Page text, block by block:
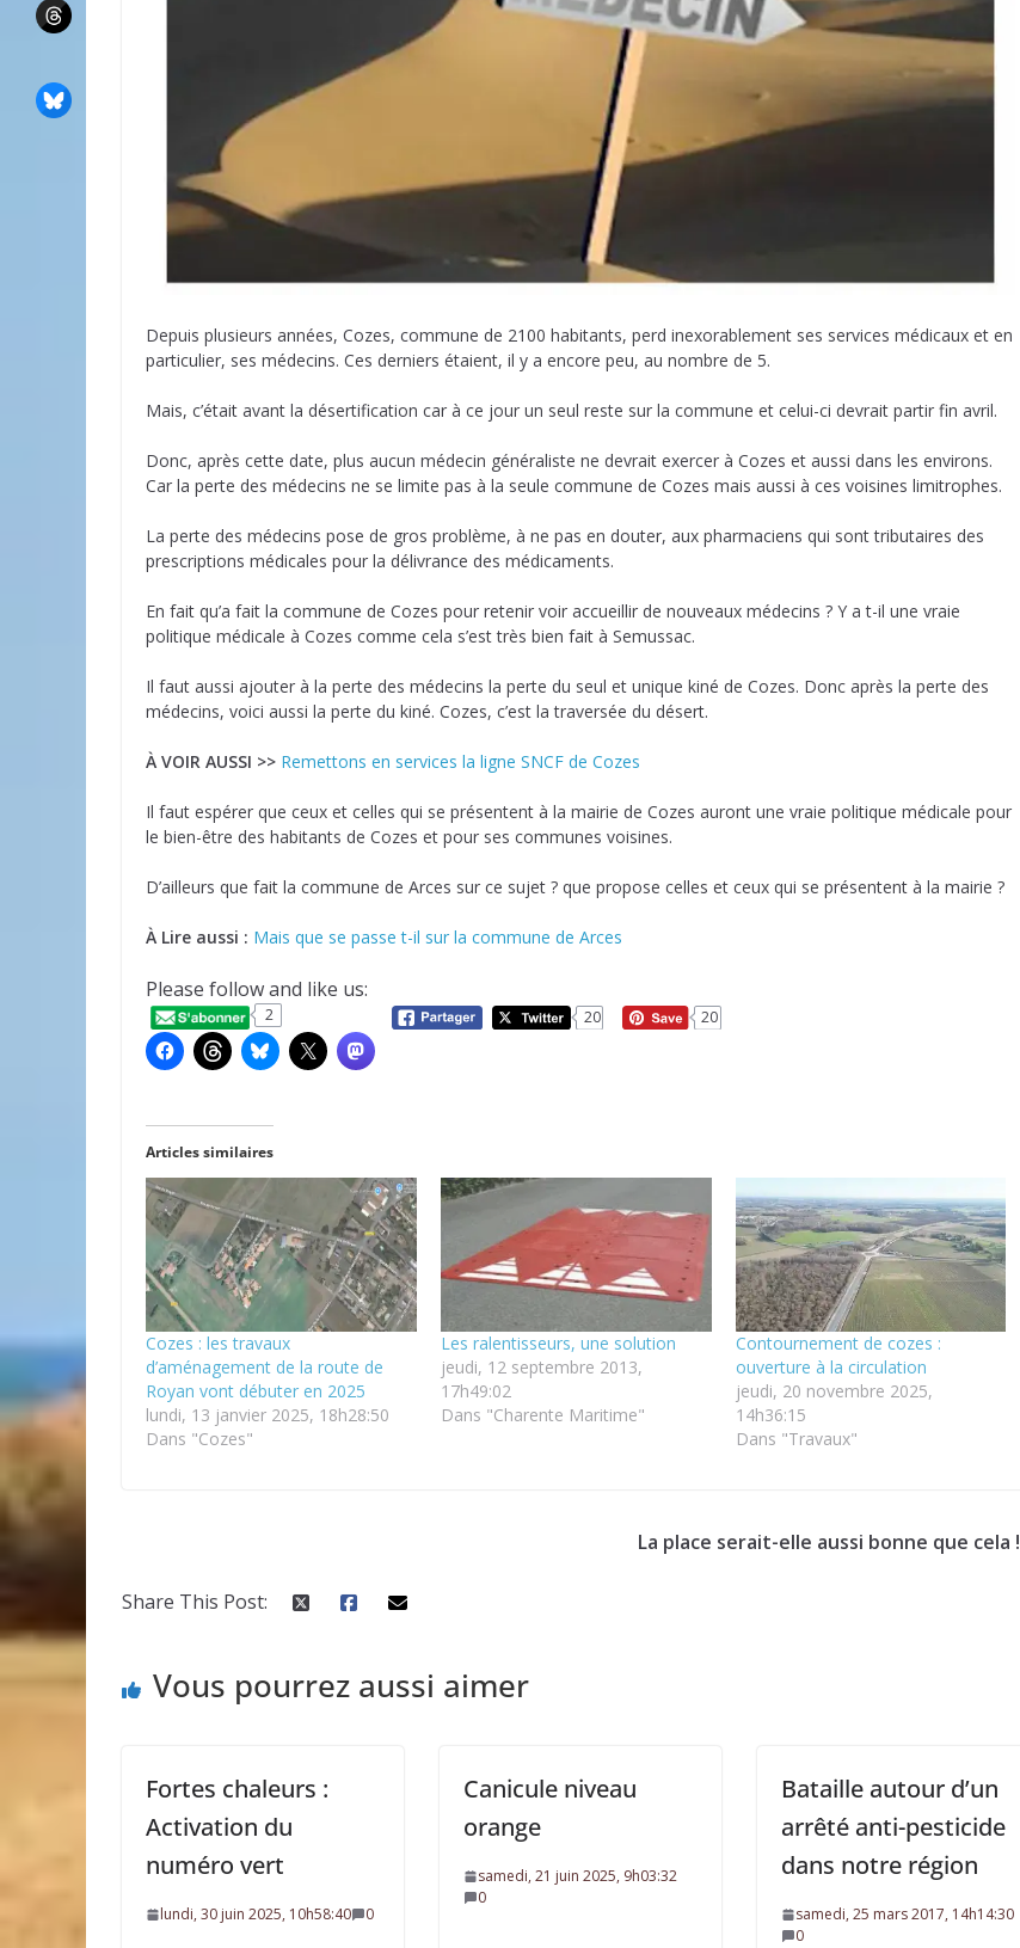
Depuis plusieurs années, Cozes, commune de 2100 habitants, perd inexorablement ses services médicaux et en
particulier, ses médecins. Ces derniers étaient, il y a encore peu, au nombre de 5.
Mais, c’était avant la désertification car à ce jour un seul reste sur la commune et celui-ci devrait partir fin avril.
Donc, après cette date, plus aucun médecin généraliste ne devrait exercer à Cozes et aussi dans les environs.
Car la perte des médecins ne se limite pas à la seule commune de Cozes mais aussi à ces voisines limitrophes.
La perte des médecins pose de gros problème, à ne pas en douter, aux pharmaciens qui sont tributaires des
prescriptions médicales pour la délivrance des médicaments.
En fait qu’a fait la commune de Cozes pour retenir voir accueillir de nouveaux médecins ? Y a t-il une vraie
politique médicale à Cozes comme cela s’est très bien fait à Semussac.
Il faut aussi ajouter à la perte des médecins la perte du seul et unique kiné de Cozes. Donc après la perte des
médecins, voici aussi la perte du kiné. Cozes, c’est la traversée du désert.
À VOIR AUSSI >> Remettons en services la ligne SNCF de Cozes
Il faut espérer que ceux et celles qui se présentent à la mairie de Cozes auront une vraie politique médicale pour
le bien-être des habitants de Cozes et pour ses communes voisines.
D’ailleurs que fait la commune de Arces sur ce sujet ? que propose celles et ceux qui se présentent à la mairie ?
À Lire aussi : Mais que se passe t-il sur la commune de Arces
Please follow and like us:
2 20 20
Articles similaires
Cozes : les travaux
d’aménagement de la route de
Royan vont débuter en 2025
lundi, 13 janvier 2025, 18h28:50
Dans "Cozes"
Les ralentisseurs, une solution
jeudi, 12 septembre 2013,
17h49:02
Dans "Charente Maritime"
Contournement de cozes :
ouverture à la circulation
jeudi, 20 novembre 2025,
14h36:15
Dans "Travaux"
La place serait-elle aussi bonne que cela !
Share This Post:
Vous pourrez aussi aimer
Fortes chaleurs :
Activation du
numéro vert
lundi, 30 juin 2025, 10h58:40 0
Canicule niveau
orange
samedi, 21 juin 2025, 9h03:32
0
Bataille autour d’un
arrêté anti-pesticide
dans notre région
samedi, 25 mars 2017, 14h14:30
0